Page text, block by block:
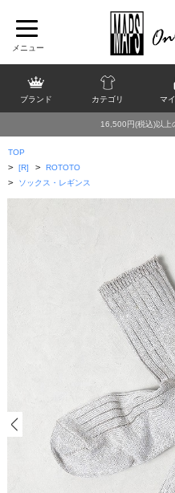
ブランド カテゴリ マ
16,500円(税込)以上
TOP
> [R] > ROTOTO
> ソックス・レギンス